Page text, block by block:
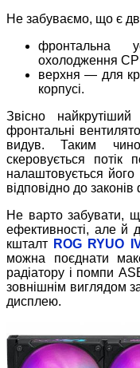
Не забуваємо, що є
фронтальна
охолодження
верхня — для
корпусі.
Звісно
фронтальні
видув. Таким
скеровується потік
налаштовується його
відповідно до законів
Не варто забувати,
ефективності, але й
кшталт ROG RYUO
можна поєднати
радіатору і помпи
зовнішнім виглядом
дисплею.